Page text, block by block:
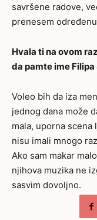
savršene radove,
prenesem
Hvala ti na ovom
da pamte ime
Voleo bih da iza
jednog dana može
mala, uporna
nisu imali mnogo
Ako sam makar
njihova muzika ne
sasvim dovoljno.